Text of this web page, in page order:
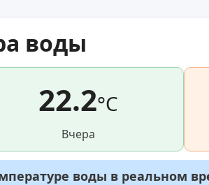
воды
22.2°C
Вчера
воды в реальном